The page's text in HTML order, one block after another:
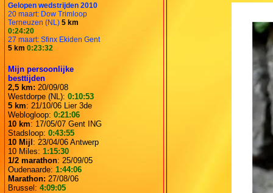
Gelopen wedstrijden 2010
20 maart: Dow Trimloop
Terneuzen (NL) 5 km
0:24:20
27 maart: Sfinx Ekiden Gent
5 km 0:23:32
Mijn persoonlijke
besttijden
2,5 km: 20/09/08
Westdorpe (NL): 0:10:53
5 km: 21/10/06 Lier 3de
Weblogloop: 0:21:06
10 km: 17/05/07 Gent ING
Stadsloop: 0:43:55
10 Mijl: 23/04/06 Antwerp
10 Miles: 1:15:30
1/2 marathon: 25/09/05
Oudenaarde: 1:44:06
Marathon: 27/08/06
Brussel: 4:09:05